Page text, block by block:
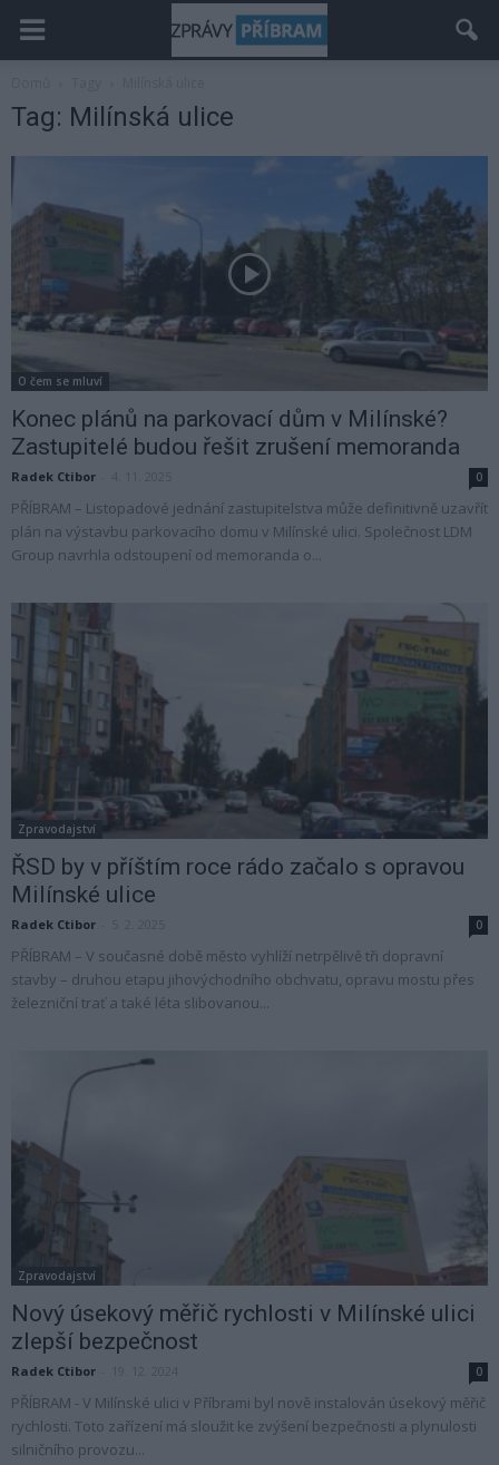
Tag: Milínská ulice
O čem se mluví
Konec plánů na parkovací dům v Milínské?
Zastupitelé budou řešit zrušení memoranda
Radek Ctibor 0
PŘÍBRAM – Listopadové jednání zastupitelstva může definitivně uzavřít
plán na výstavbu parkovacího domu v Milínské ulici. Společnost LDM
Group navrhla odstoupení od memoranda o...
Zpravodajství
ŘSD by v příštím roce rádo začalo s opravou
Milínské ulice
Radek Ctibor 0
PŘÍBRAM – V současné době město vyhlíží netrpělivě tři dopravní
stavby – druhou etapu jihovýchodního obchvatu, opravu mostu přes
železniční trať a také léta slibovanou...
Zpravodajství
Nový úsekový měřič rychlosti v Milínské ulici
zlepší bezpečnost
Radek Ctibor 0
PŘÍBRAM - V Milínské ulici v Příbrami byl nově instalován úsekový měřič
rychlosti. Toto zařízení má sloužit ke zvýšení bezpečnosti a plynulosti
silničního provozu...